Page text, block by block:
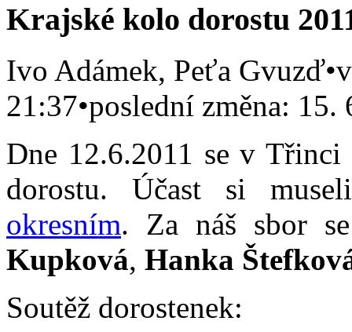
Krajské kolo dorostu
Ivo Adámek, Peťa Gvuzď•
21:37•poslední změna: 15.
Dne 12.6.2011 se v
dorostu. Účast si
okresním. Za náš sbor
Kupková, Hanka
Soutěž dorostenek: